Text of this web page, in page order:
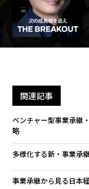
関連記事
ベンチャー型事業承継
略
多様化する新・事業承
事業承継から見る日本